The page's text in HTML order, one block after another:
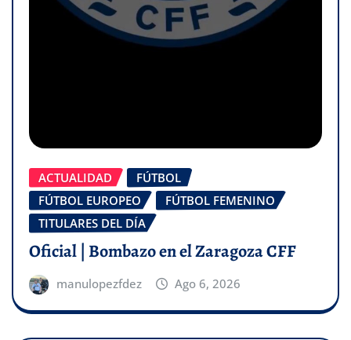
ACTUALIDAD
FÚTBOL
FÚTBOL EUROPEO
FÚTBOL FEMENINO
TITULARES DEL DÍA
Oficial | Bombazo en el Zaragoza CFF
manulopezfdez Ago 6, 2026